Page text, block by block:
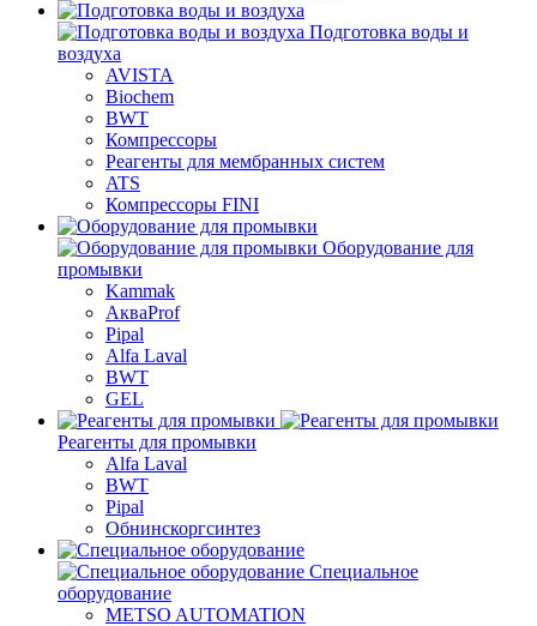
Подготовка воды и
воздуха
AVISTA
Biochem
BWT
Компрессоры
Реагенты для мембранных систем
ATS
Компрессоры FINI
Оборудование для
промывки
Kammak
АкваProf
Pipal
Alfa Laval
BWT
GEL
Реагенты для промывки
Alfa Laval
BWT
Pipal
Обнинскоргсинтез
Специальное
оборудование
METSO AUTOMATION